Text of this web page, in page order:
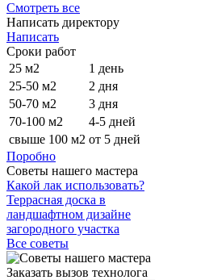
Смотреть все
Написать директору
Написать
Сроки работ
25 м2
1 день
25-50 м2
2 дня
50-70 м2
3 дня
70-100 м2
4-5 дней
свыше 100 м2 от 5 дней
Поробно
Советы нашего мастера
Какой лак использовать?
Террасная доска в
ландшафтном дизайне
загородного участка
Все советы
Заказать вызов технолога